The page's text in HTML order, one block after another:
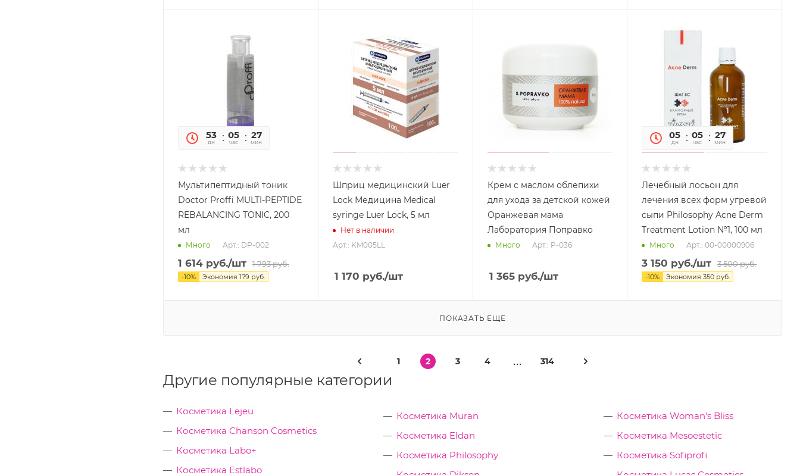
53
дн
05
час
26
мин
Мультипептидный тоник
Doctor Proffi MULTI-PEPTIDE
REBALANCING TONIC, 200
мл
Много Арт.: DP-002
1 614 руб./шт 1 793руб.
-10% Экономия 179 руб.
Шприц медицинский Luer
Lock Медицина Medical
syringe Luer Lock, 5 мл
Нет в наличии
Арт.: KM005LL
1 170 руб./шт
Крем с маслом облепихи
для ухода за детской кожей
Оранжевая мама
Лаборатория Поправко
Много Арт.: P-036
1 365руб./шт
05
дн
05
час
26
мин
59
сек
Лечебный лосьон для
лечения всех форм угревой
сыпи Philosophy Acne Derm
Treatment Lotion №1, 100 мл
Много Арт.: 00-00000906
3 150 руб./шт 3 500руб.
-10% Экономия350 руб.
ПОКАЗАТЬ ЕЩЕ
1 2 3 4 314
Другие популярные категории
Косметика Lejeu
Косметика Chanson Cosmetics
Косметика Labo+
Косметика Estlabo
Косметика Muran
Косметика Eldan
Косметика Philosophy
Косметика Woman's Bliss
Косметика Mesoestetic
Косметика Sofiprofi